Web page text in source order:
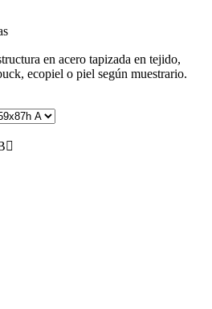
en acero tapizada en tejido,
ecopiel o piel según muestrario.
